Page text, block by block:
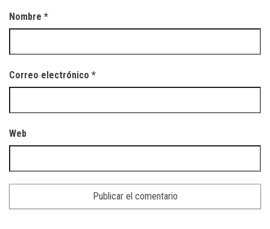
Nombre *
Correo electrónico *
Web